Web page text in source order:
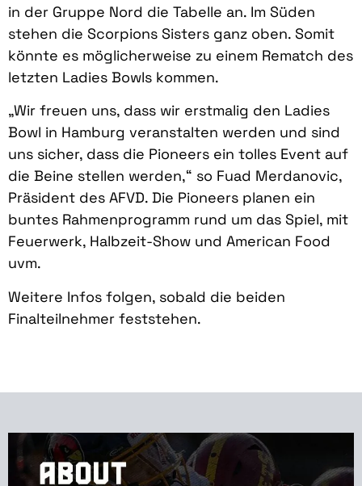
in der Gruppe Nord die Tabelle an. Im Süden
stehen die Scorpions Sisters ganz oben. Somit
könnte es möglicherweise zu einem Rematch des
letzten Ladies Bowls kommen.
„Wir freuen uns, dass wir erstmalig den Ladies
Bowl in Hamburg veranstalten werden und sind
uns sicher, dass die Pioneers ein tolles Event auf
die Beine stellen werden,“ so Fuad Merdanovic,
Präsident des AFVD. Die Pioneers planen ein
buntes Rahmenprogramm rund um das Spiel, mit
Feuerwerk, Halbzeit-Show und American Food
uvm.
Weitere Infos folgen, sobald die beiden
Finalteilnehmer feststehen.